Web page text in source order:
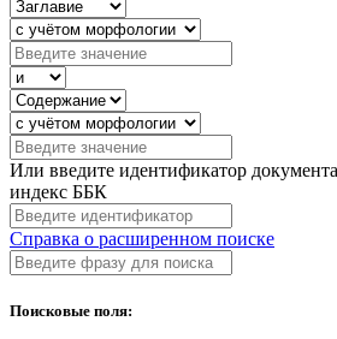
Или введите идентификатор
индекс ББК
Справка о расширенном поиске
Поисковые поля: